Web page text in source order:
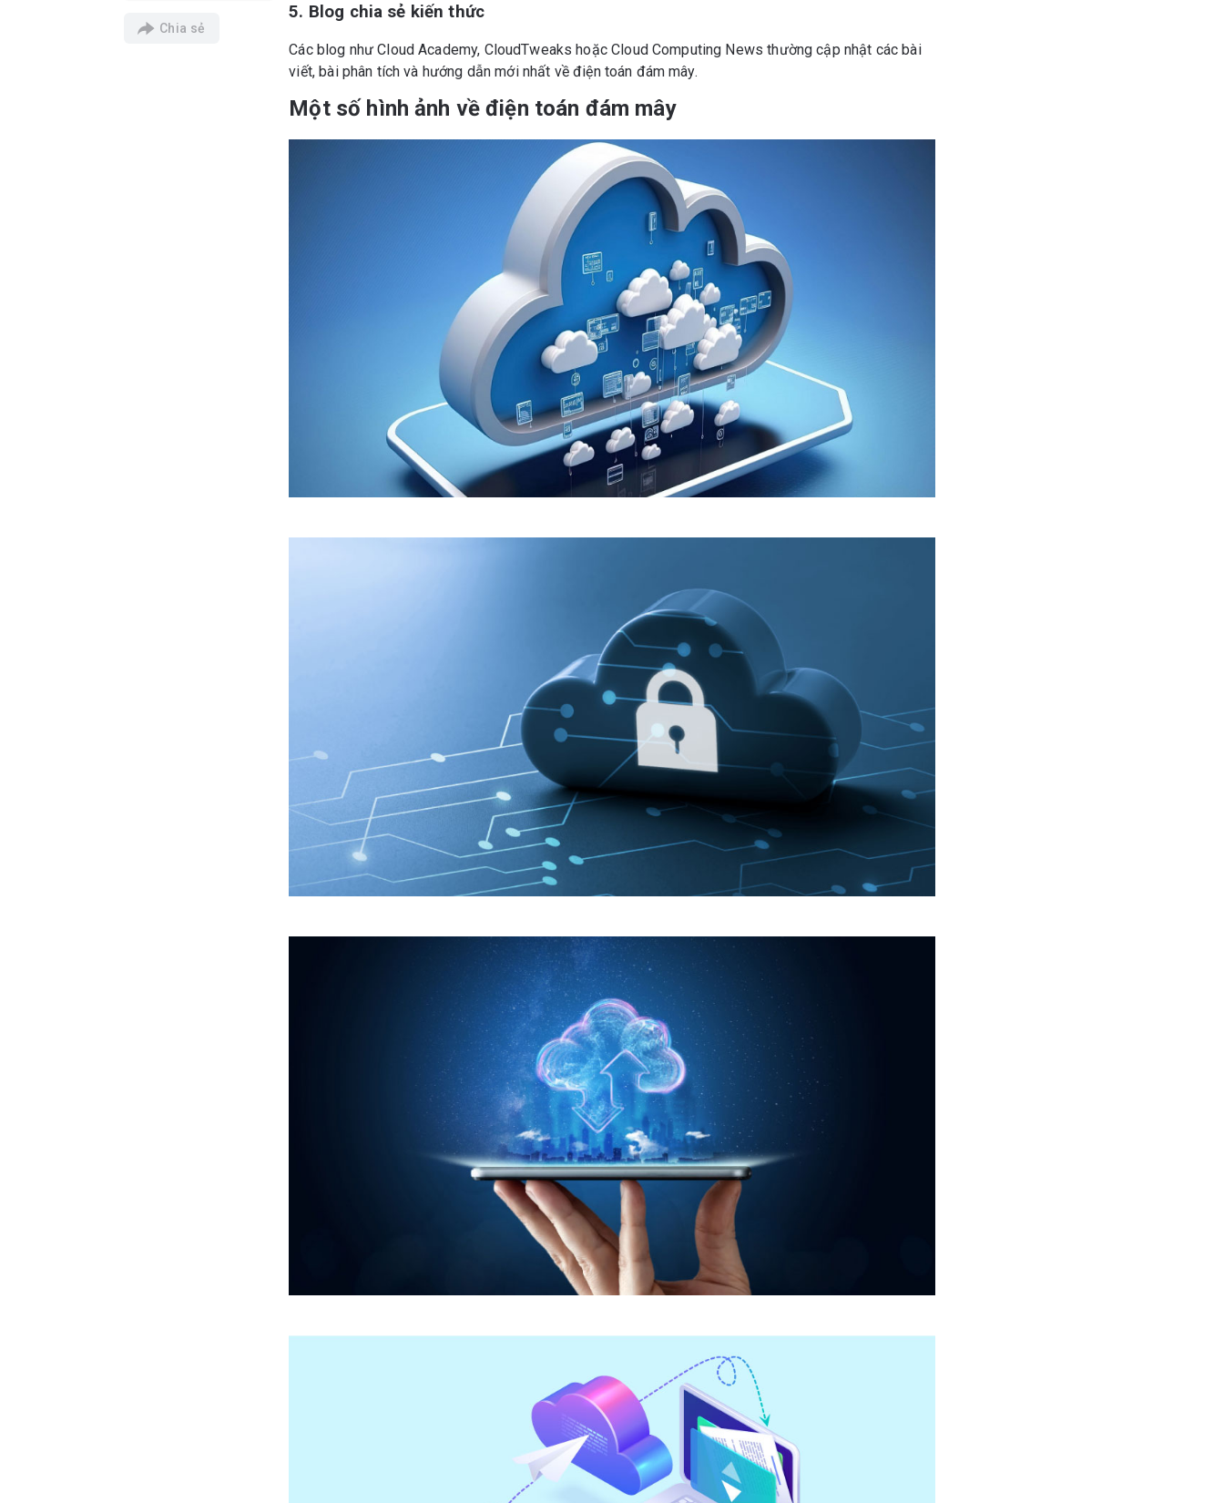
Chia sẻ
5. Blog chia sẻ kiến thức
Các blog như Cloud Academy, CloudTweaks hoặc Cloud Computing News thường cập nhật các bài
viết, bài phân tích và hướng dẫn mới nhất về điện toán đám mây.
Một số hình ảnh về điện toán đám mây